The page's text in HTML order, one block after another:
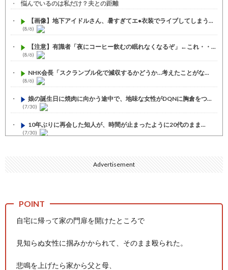
悩んでいるのは私だけ？夫との距離
【画像】地下アイドルさん、暑すぎてエ●衣装でライブしてしまう...
(8/6)
【注意】有識者「夜にコーヒー飲むの眠れなくなるぞ」←これ・・...
(8/6)
NHK会長「スクランブル化で減収するかどうか…考えたことがな...
(8/6)
娘の誕生日に焼肉に向かう途中で、地味な女性がDQNに胸倉をつ...
(7/30)
10年ぶりに再会した知人が、時間が止まったように20代のまま...
(7/30)
すまん熊本やがコンビニに食品も水もない (7/30)
いきなり円高 (7/30)
【セール】Apple Apple Watch、iPhoneや... (7/30)
(7/30)
Advertisement
自宅に帰って家の門扉を開けたところで
見知らぬ女性に掴みかかられて、そのまま殴られた。
悲鳴を上げたら家から父と母、